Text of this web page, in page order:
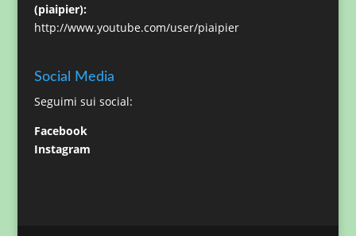
(piaipier):
http://www.youtube.com/user/piaipier
Social Media
Seguimi sui social:
Facebook
Instagram